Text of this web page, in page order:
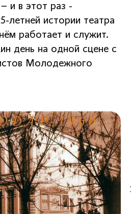
и в этот раз -
летней истории театра
работает и служит.
день на одной сцене с
Молодежного